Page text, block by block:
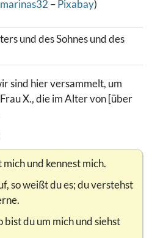
marinas32 –Pixabay)
und des Sohnes und des
sind hier versammelt, um
X., die im Alter von [über
und kennest mich.
so weißt du es; du verstehst
bist du um mich und siehst